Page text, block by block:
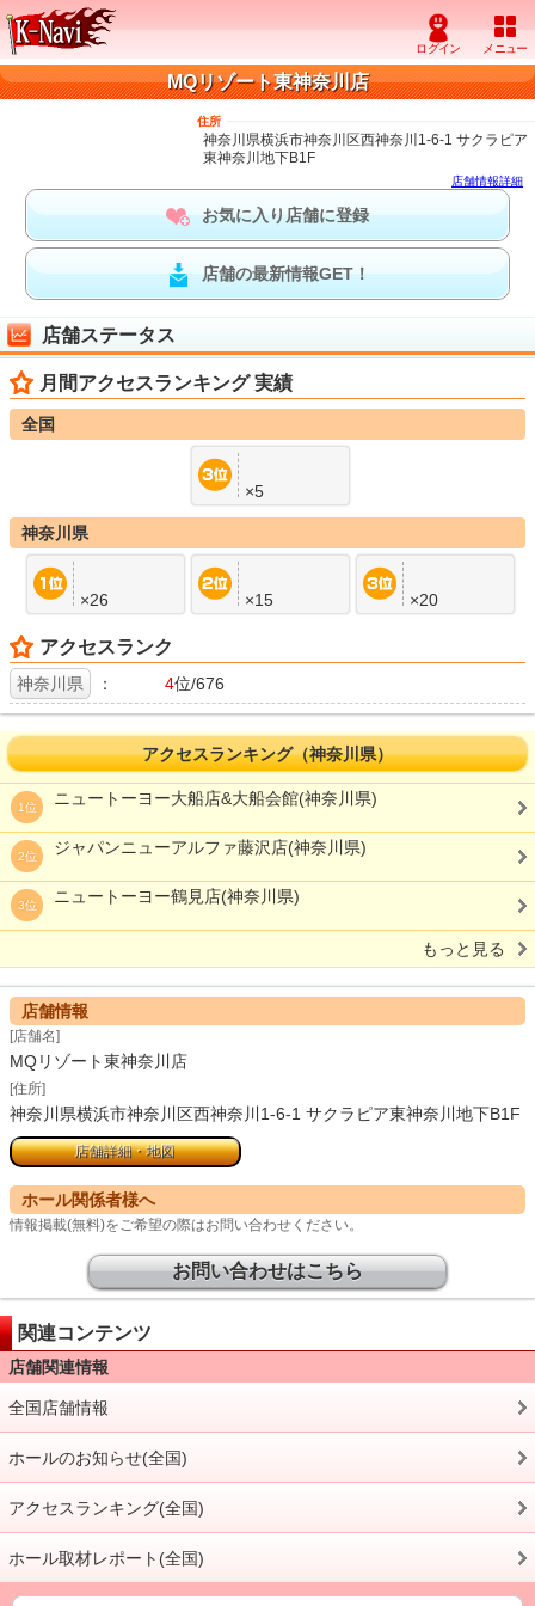
MQリゾート東神奈川店
住所
神奈川県横浜市神奈川区西神奈川1-6-1 サクラピア
東神奈川地下B1F
店舗情報詳細
お気に入り店舗に登録
店舗の最新情報GET！
店舗ステータス
月間アクセスランキング 実績
全国
×5
神奈川県
×26 ×15 ×20
アクセスランク
神奈川県 ： 4位/676
アクセスランキング（神奈川県）
1位 ニュートーヨー大船店&大船会館(神奈川県)
2位 ジャパンニューアルファ藤沢店(神奈川県)
3位 ニュートーヨー鶴見店(神奈川県)
もっと見る
店舗情報
[店舗名]
MQリゾート東神奈川店
[住所]
神奈川県横浜市神奈川区西神奈川1-6-1 サクラピア東神奈川地下B1F
店舗詳細・地図
ホール関係者様へ
情報掲載(無料)をご希望の際はお問い合わせください。
お問い合わせはこちら
関連コンテンツ
店舗関連情報
全国店舗情報
ホールのお知らせ(全国)
アクセスランキング(全国)
ホール取材レポート(全国)